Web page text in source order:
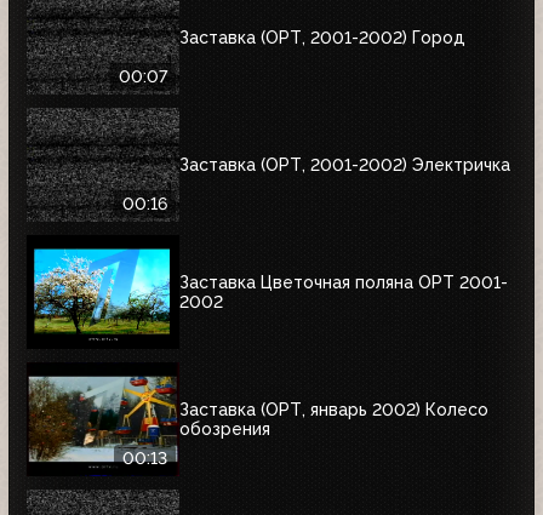
00:07
Заставка (ОРТ, 2001-2002) Город
00:16
Заставка (ОРТ, 2001-2002) Электричка
Заставка Цветочная поляна ОРТ 2001-
2002
00:13
Заставка (ОРТ, январь 2002) Колесо
обозрения